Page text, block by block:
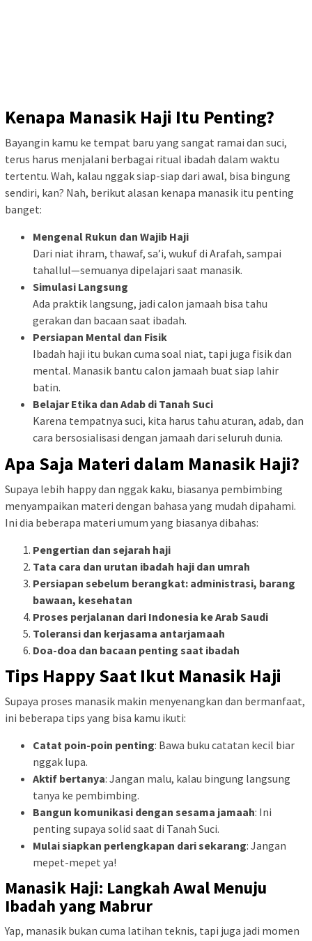
Kenapa Manasik Haji Itu Penting?
Bayangin kamu ke tempat baru yang sangat ramai dan suci,
terus harus menjalani berbagai ritual ibadah dalam waktu
tertentu. Wah, kalau nggaksiap-siap dari awal, bisa bingung
sendiri, kan? Nah, berikut alasan kenapa manasik itu penting
banget:
Mengenal Rukun dan Wajib Haji
Dari niat ihram, thawaf, sa’i, wukufdi Arafah, sampai
tahallul—semuanya dipelajari saat manasik.
Simulasi Langsung
Ada praktik langsung, jadi calon jamaah bisa tahu
gerakan dan bacaan saat ibadah.
Persiapan Mental dan Fisik
Ibadah haji itu bukan cuma soal niat, tapi juga fisikdan
mental. Manasik bantu calon jamaah buat siap lahir
batin.
BelajarEtika dan Adab di Tanah Suci
Karena tempatnya suci, kita harus tahu aturan, adab, dan
cara bersosialisasi dengan jamaah dari seluruh dunia.
Apa Saja Materi dalam Manasik Haji?
Supaya lebih happydan nggak kaku, biasanya pembimbing
menyampaikan materi dengan bahasa yang mudah dipahami.
Ini dia beberapa materi umum yang biasanya dibahas:
Pengertian dan sejarah haji
Tata cara dan urutan ibadah haji dan umrah
Persiapan sebelum berangkat: administrasi, barang
bawaan, kesehatan
Proses perjalanan dari Indonesia keArabSaudi
Toleransi dan kerjasama antarjamaah
Doa-doa dan bacaan penting saat ibadah
Tips Happy Saat Ikut Manasik Haji
Supaya proses manasik makin menyenangkan dan bermanfaat,
ini beberapa tips yang bisa kamu ikuti:
Catat poin-poin penting: Bawa buku catatan kecil biar
nggak lupa.
Aktif bertanya: Jangan malu, kalau bingung langsung
tanya ke pembimbing.
Bangun komunikasi dengan sesama jamaah: Ini
penting supaya solid saat di Tanah Suci.
Mulaisiapkan perlengkapan darisekarang: Jangan
mepet-mepet ya!
Manasik Haji: LangkahAwal Menuju
Ibadahyang Mabrur
Yap, manasik bukan cuma latihan teknis, tapi juga jadi momen